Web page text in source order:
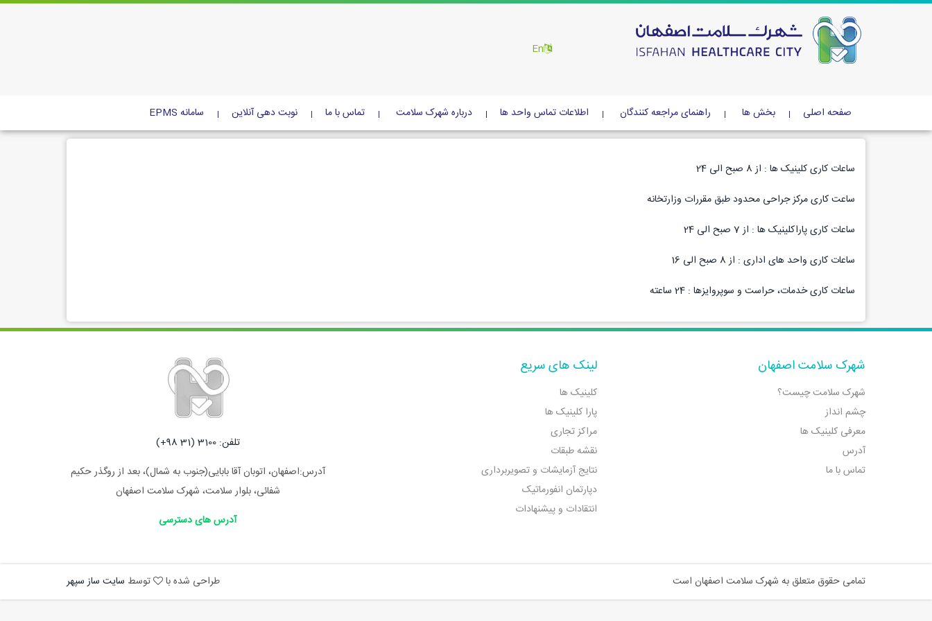
En
صفحه اصلی بخش ها راهنمای مراجعه کنندگان اطلاعات تماس واحد ها درباره شهرک سلامت تماس با ما نوبت دهی آنلاین سامانه EPMS
ساعات کاری کلینیک ها : از 8 صبح الی 24
ساعت کاری مرکز جراحی محدود طبق مقررات وزارتخانه
ساعات کاری پاراکلینیک ها : از 7 صبح الی 24
ساعات کاری واحد های اداری : از 8 صبح الی 16
ساعات کاری خدمات، حراست و سوپروایزها : 24 ساعته
شهرک سلامت اصفهان
شهرک سلامت چیست؟
چشم انداز
معرفی کلینیک ها
آدرس
تماس با ما
لینک های سریع
کلینیک ها
پارا کلینیک ها
مراکز تجاری
نقشه طبقات
نتایج آزمایشات و تصویربرداری
دپارتمان انفورماتیک
انتقادات و پیشنهادات
تلفن: 3100 (31 98+)
آدرس:اصفهان، اتوبان آقا بابایی(جنوب به شمال)، بعد از روگذر حکیم
شفائی، بلوار سلامت، شهرک سلامت اصفهان
آدرس های دسترسی
تمامی حقوق متعلق به شهرک سلامت اصفهان است طراحی شده با توسط سایت ساز سپهر